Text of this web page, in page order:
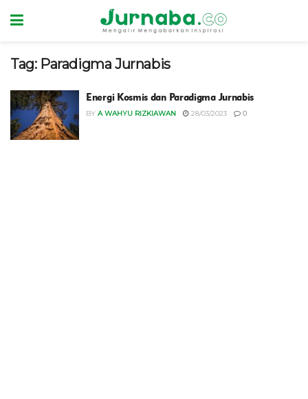
Tag: Paradigma Jurnabis
Energi Kosmis dan Paradigma Jurnabis
BY A WAHYU RIZKIAWAN 28/03/2023 0